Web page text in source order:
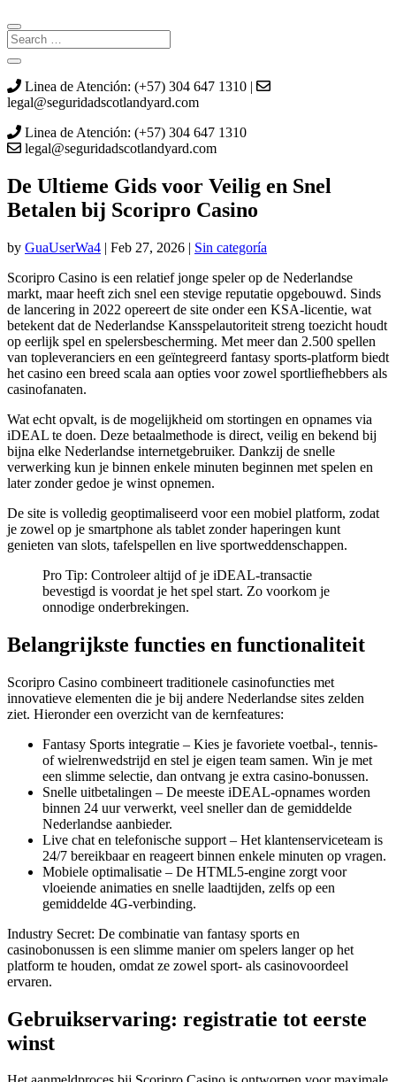
Linea de Atención: (+57) 304 647 1310 |
legal@seguridadscotlandyard.com
Linea de Atención: (+57) 304 647 1310
legal@seguridadscotlandyard.com
De Ultieme Gids voor Veilig en Snel
Betalen bij Scoripro Casino
by GuaUserWa4 | Feb 27, 2026 | Sin categoría
Scoripro Casino is een relatief jonge speler op de Nederlandse
markt, maar heeft zich snel een stevige reputatie opgebouwd. Sinds
de lancering in 2022 opereert de site onder een KSA‑licentie, wat
betekent dat de Nederlandse Kansspelautoriteit streng toezicht houdt
op eerlijk spel en spelersbescherming. Met meer dan 2.500 spellen
van topleveranciers en een geïntegreerd fantasy sports‑platform biedt
het casino een breed scala aan opties voor zowel sportliefhebbers als
casinofanaten.
Wat echt opvalt, is de mogelijkheid om stortingen en opnames via
iDEAL te doen. Deze betaalmethode is direct, veilig en bekend bij
bijna elke Nederlandse internetgebruiker. Dankzij de snelle
verwerking kun je binnen enkele minuten beginnen met spelen en
later zonder gedoe je winst opnemen.
De site is volledig geoptimaliseerd voor een mobiel platform, zodat
je zowel op je smartphone als tablet zonder haperingen kunt
genieten van slots, tafelspellen en live sportweddenschappen.
Pro Tip: Controleer altijd of je iDEAL‑transactie
bevestigd is voordat je het spel start. Zo voorkom je
onnodige onderbrekingen.
Belangrijkste functies en functionaliteit
Scoripro Casino combineert traditionele casinofuncties met
innovatieve elementen die je bij andere Nederlandse sites zelden
ziet. Hieronder een overzicht van de kernfeatures:
Fantasy Sports integratie – Kies je favoriete voetbal-, tennis‑
of wielrenwedstrijd en stel je eigen team samen. Win je met
een slimme selectie, dan ontvang je extra casino‑bonussen.
Snelle uitbetalingen – De meeste iDEAL‑opnames worden
binnen 24 uur verwerkt, veel sneller dan de gemiddelde
Nederlandse aanbieder.
Live chat en telefonische support – Het klantenserviceteam is
24/7 bereikbaar en reageert binnen enkele minuten op vragen.
Mobiele optimalisatie – De HTML5‑engine zorgt voor
vloeiende animaties en snelle laadtijden, zelfs op een
gemiddelde 4G‑verbinding.
Industry Secret: De combinatie van fantasy sports en
casinobonussen is een slimme manier om spelers langer op het
platform te houden, omdat ze zowel sport- als casinovoordeel
ervaren.
Gebruikservaring: registratie tot eerste
winst